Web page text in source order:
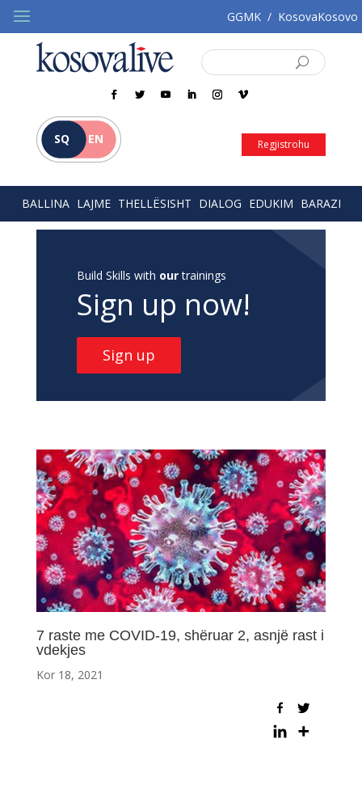
GGMK / KosovaKosovo
SQ EN Regjistrohu
BALLINA LAJME THELLËSISHT DIALOG EDUKIM BARAZI
Build Skills with ourtrainings
Sign up now!
Sign up
7 raste me COVID-19, shëruar 2, asnjë rast i
vdekjes
Kor 18, 2021